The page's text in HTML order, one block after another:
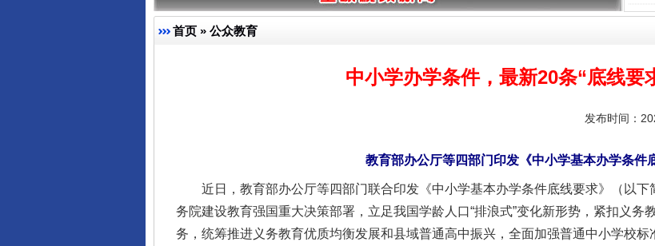
首页 » 公众教育
中小学办学条件，最新20条“底线要
发布时间：
教育部办公厅等四部门印发《中小学基本办学条件
近日，教育部办公厅等四部门联合印发《中小学基本办学条件底线要求》（以下
务院建设教育强国重大决策部署，立足我国学龄人口“排浪式”变化新形势，紧扣义务
务，统筹推进义务教育优质均衡发展和县域普通高中振兴，全面加强普通中小学校